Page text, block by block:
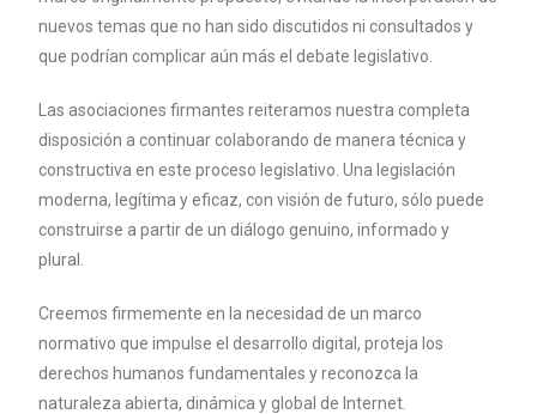
nuevos temas que no han sido discutidos ni consultados y
que podrían complicar aún más el debate legislativo.
Las asociaciones firmantes reiteramos nuestra completa
disposición a continuar colaborando de manera técnica y
constructiva en este proceso legislativo. Una legislación
moderna, legítima y eficaz, con visión de futuro, sólo puede
construirse a partir de un diálogo genuino, informado y
plural.
Creemos firmemente en la necesidad de un marco
normativo que impulse el desarrollo digital, proteja los
derechos humanos fundamentales y reconozca la
naturaleza abierta, dinámica y global de Internet.